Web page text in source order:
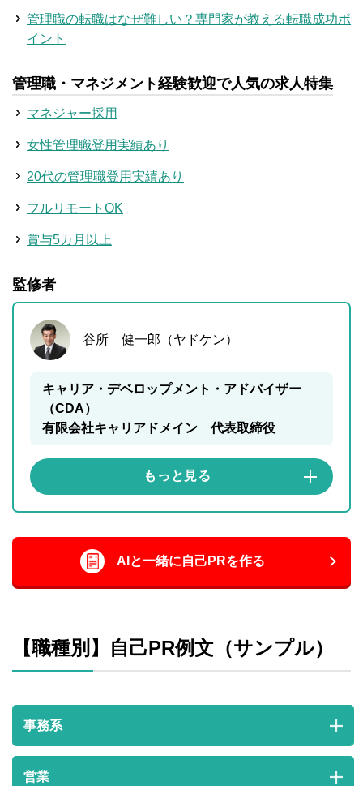
管理職の転職はなぜ難しい？専門家が教える転職成功ポ
イント
管理職・マネジメント経験歓迎で人気の求人特集
マネジャー採用
女性管理職登用実績あり
20代の管理職登用実績あり
フルリモートOK
賞与5カ月以上
監修者
谷所 健一郎（ヤドケン）
キャリア・デベロップメント・アドバイザー
（CDA）
有限会社キャリアドメイン 代表取締役
AIと一緒に自己PRを作る
【職種別】自己PR例文（サンプル）
事務系
営業